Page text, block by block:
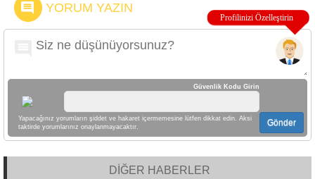
YORUM YAZIN
Güvenlik Kodu Girin
Yapacağınız yorumların şiddet ve hakaret içermemesine lütfen dikkat edin. Aksi
taktirde yorumlarınız onaylanmayacaktır.
Gönder
DİĞER HABERLER